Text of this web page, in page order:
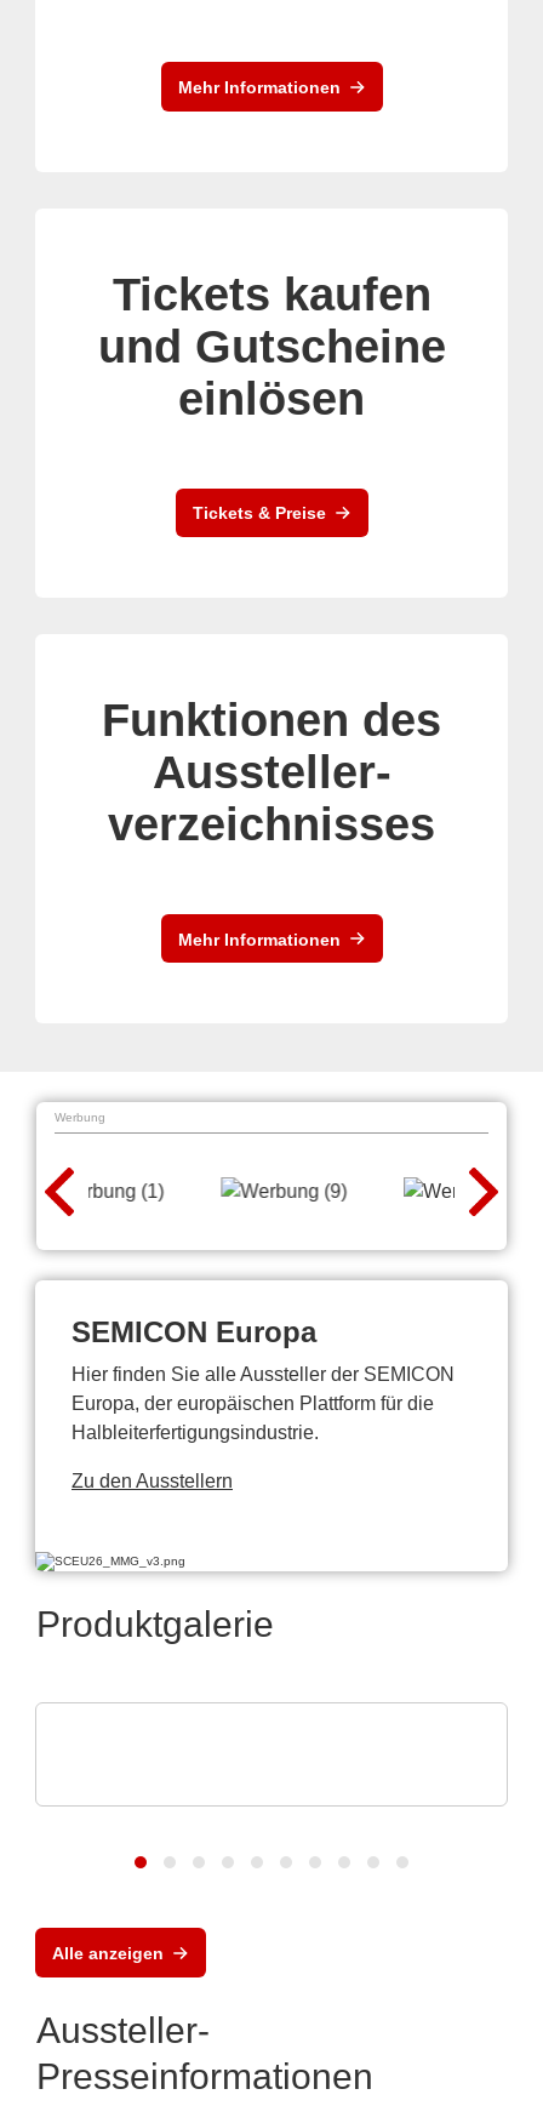
Mehr Informationen
Tickets kaufen
und Gutscheine
einlösen
Tickets & Preise
Funktionen des
Aussteller-
verzeichnisses
Mehr Informationen
Werbung
SEMICON Europa
Hier finden Sie alle Aussteller der SEMICON
Europa, der europäischen Plattform für die
Halbleiterfertigungsindustrie.
Zu den Ausstellern
Produktgalerie
Alle anzeigen
Aussteller-
Presseinformationen